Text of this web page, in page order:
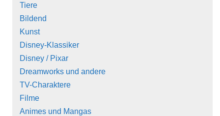
Tiere
Bildend
Kunst
Disney-Klassiker
Disney / Pixar
Dreamworks und andere
TV-Charaktere
Filme
Animes und Mangas